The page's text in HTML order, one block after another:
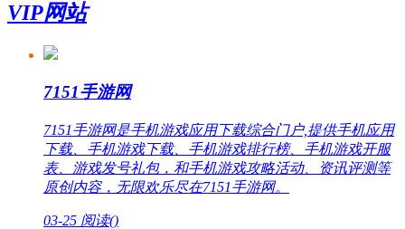
VIP网站
7151手游网
7151手游网是手机游戏应用下载综合门户,提供手机应用
下载、手机游戏下载、手机游戏排行榜、手机游戏开服
表、游戏发号礼包，和手机游戏攻略活动、资讯评测等
原创内容，无限欢乐尽在7151手游网。
03-25 阅读()